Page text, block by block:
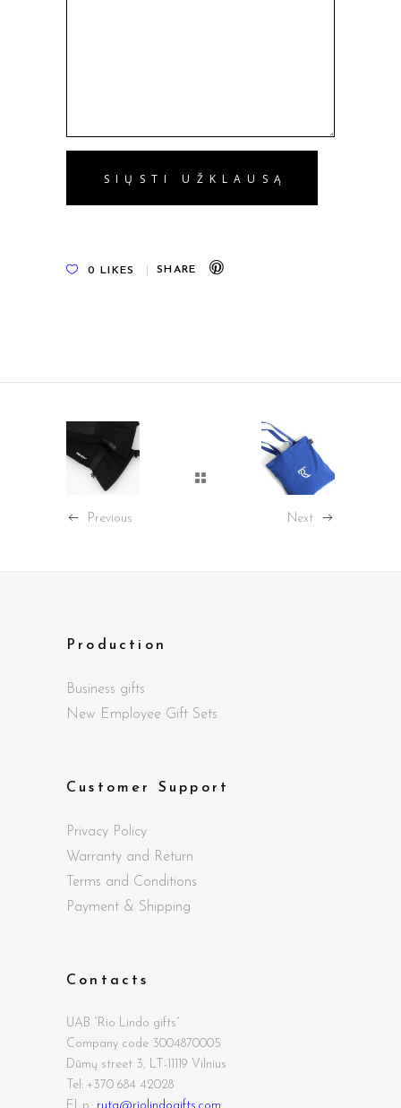
0 LIKES
Previous Next
Production
Business gifts
New Employee Gift Sets
Customer Support
Privacy Policy
Warranty and Return
Terms and Conditions
Payment & Shipping
Contacts
UAB “Rio Lindo gifts”
Company code 3004870005
Dūmų street 3, LT-11119 Vilnius
Tel: +370 684 42028